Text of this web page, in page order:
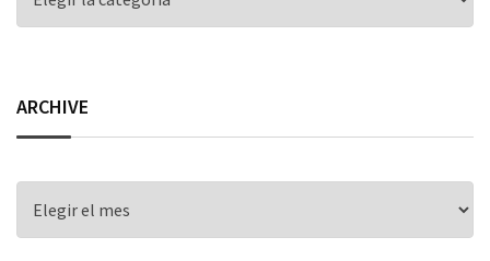
ARCHIVE
ARCHIVE